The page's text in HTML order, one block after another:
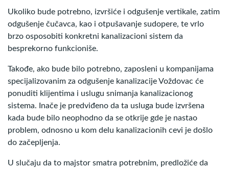
Ukoliko bude potrebno, izvršiće i odgušenje vertikale, zatim
odgušenje čučavca, kao i otpušavanje sudopere, te vrlo
brzo osposobiti konkretni kanalizacioni sistem da
besprekorno funkcioniše.
Takođe, ako bude bilo potrebno, zaposleni u kompanijama
specijalizovanim za odgušenje kanalizacije Voždovac će
ponuditi klijentima i uslugu snimanja kanalizacionog
sistema. Inače je predviđeno da ta usluga bude izvršena
kada bude bilo neophodno da se otkrije gde je nastao
problem, odnosno u kom delu kanalizacionih cevi je došlo
do začepljenja.
U slučaju da to majstor smatra potrebnim, predložiće da